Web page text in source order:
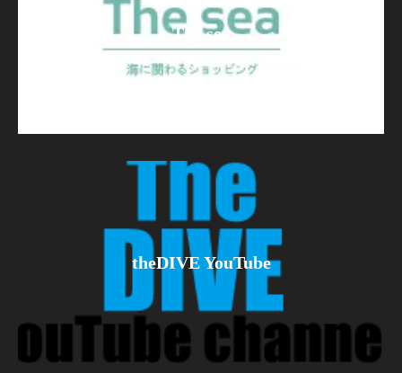
The sea
theDIVE YouTube